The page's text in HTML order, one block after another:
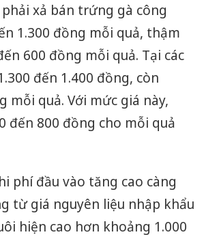
xả bán trứng gà công
1.300 đồng mỗi quả, thậm
600 đồng mỗi quả. Tại các
đến 1.400 đồng, còn
quả. Với mức giá này,
đến 800 đồng cho mỗi quả
phí đầu vào tăng cao càng
từ giá nguyên liệu nhập khẩu
hiện cao hơn khoảng 1.000